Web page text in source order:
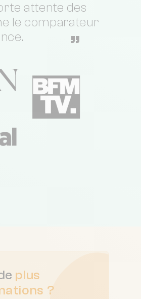
attente des
le comparateur
”
plus
?